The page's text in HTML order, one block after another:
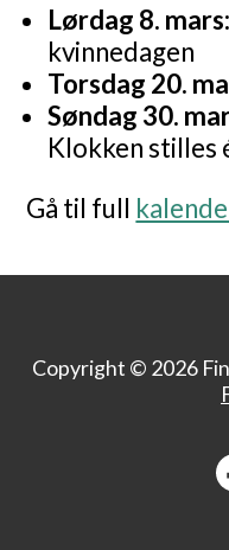
Lørdag 8. mars:
kvinnedagen
Torsdag 20.
Søndag 30.
Klokken stilles
Gå til full
Copyright © 2026